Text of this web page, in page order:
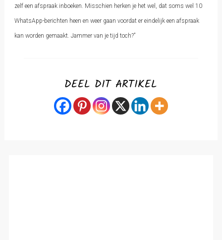
zelf een afspraak inboeken. Misschien herken je het wel, dat soms wel 10
WhatsApp-berichten heen en weer gaan voordat er eindelijk een afspraak
kan worden gemaakt. Jammer van je tijd toch?”
DEEL DIT ARTIKEL